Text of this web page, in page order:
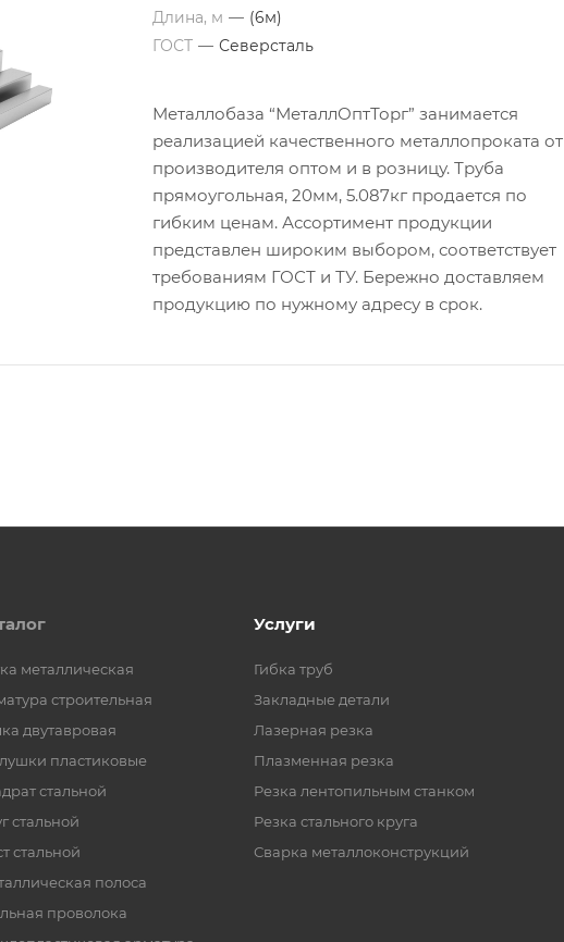
Длина, м — (6м)
ГОСТ — Северсталь
Металлобаза “МеталлОптТорг” занимается
реализацией качественного металлопроката от
производителя оптом и в розницу. Труба
прямоугольная, 20мм, 5.087кг продается по
гибким ценам. Ассортимент продукции
представлен широким выбором, соответствует
требованиям ГОСТ и ТУ. Бережно доставляем
продукцию по нужному адресу в срок.
металлическая
строительная
двутавровая
пластиковые
стальной
стальной
стальной
полоса
проволока
Услуги
Гибка труб
Закладные детали
Лазерная резка
Плазменная резка
Резка лентопильным станком
Резка стального круга
Сварка металлоконструкций